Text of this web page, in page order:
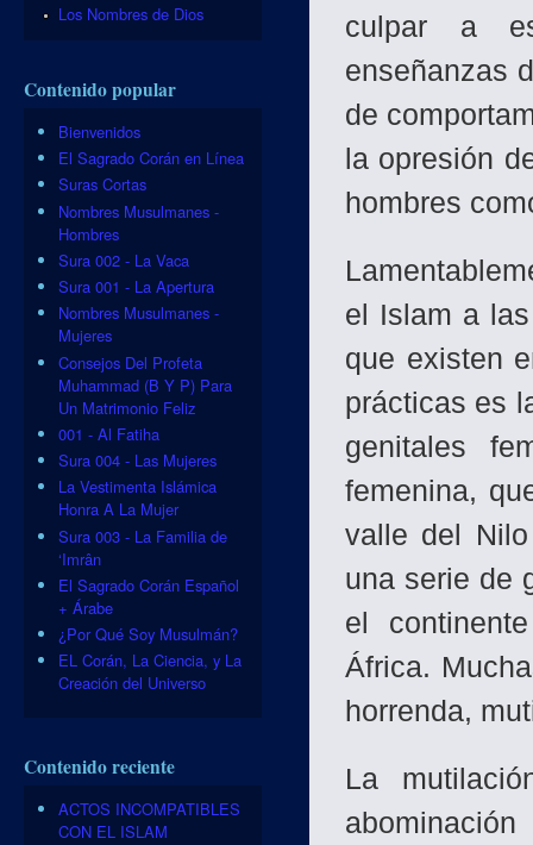
culpar a
enseñanzas
de
la opresión
hombres
el Is­lam a
que existen
prácticas es
genitales
femenina,
valle del
una serie de
el
África.
horrenda,
La
Los Nombres de Dios
Contenido popular
Bienvenidos
El Sagrado Corán en Línea
Suras Cortas
Nombres Musulmanes -
Hombres
Sura 002 - La Vaca
Sura 001 - La Apertura
Nombres Musulmanes -
Mujeres
Consejos Del Profeta
Muhammad (B Y P) Para
Un Matrimonio Feliz
001 - Al Fatiha
Sura 004 - Las Mujeres
La Vestimenta Islámica
Honra A La Mujer
Sura 003 - La Familia de
‘Imrân
El Sagrado Corán Español
+ Árabe
¿Por Qué Soy Musulmán?
EL Corán, La Ciencia, y La
Creación del Universo
Contenido reciente
ACTOS INCOMPATIBLES
CON EL ISLAM